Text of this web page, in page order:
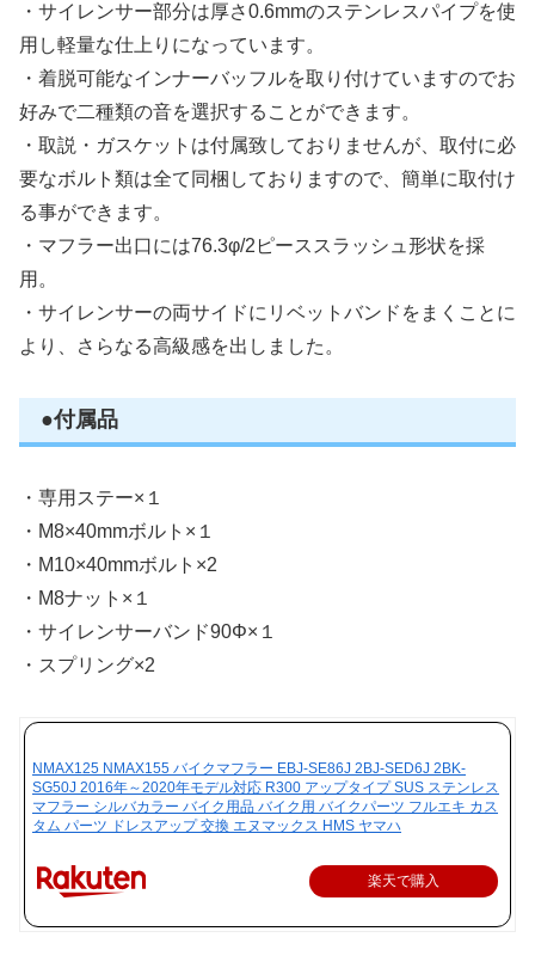
・サイレンサー部分は厚さ0.6mmのステンレスパイプを使
用し軽量な仕上りになっています。
・着脱可能なインナーバッフルを取り付けていますのでお
好みで二種類の音を選択することができます。
・取説・ガスケットは付属致しておりませんが、取付に必
要なボルト類は全て同梱しておりますので、簡単に取付け
る事ができます。
・マフラー出口には76.3φ/2ピーススラッシュ形状を採
用。
・サイレンサーの両サイドにリベットバンドをまくことに
より、さらなる高級感を出しました。
●付属品
・専用ステー×１
・M8×40mmボルト×１
・M10×40mmボルト×2
・M8ナット×１
・サイレンサーバンド90Φ×１
・スプリング×2
NMAX125 NMAX155 バイクマフラー EBJ-SE86J 2BJ-SED6J 2BK-
SG50J 2016年～2020年モデル対応 R300 アップタイプ SUS ステンレス
マフラー シルバカラー バイク用品 バイク用 バイクパーツ フルエキ カス
タム パーツ ドレスアップ 交換 エヌマックス HMS ヤマハ
楽天で購入